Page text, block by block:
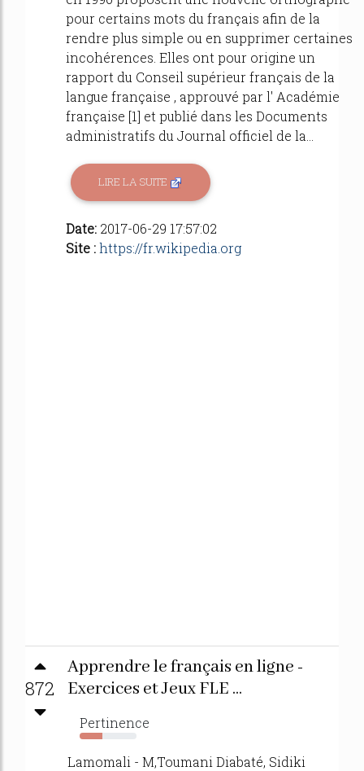
pour certains mots du français afin de la
rendre plus simple ou en supprimer certaines
incohérences. Elles ont pour origine un
rapport du Conseil supérieur français de la
langue française , approuvé par l' Académie
française [1] et publié dans les Documents
administratifs du Journal officiel de la...
LIRE LA SUITE
Date: 2017-06-29 17:57:02
Site :https://fr.wikipedia.org
872
Apprendre le français en ligne -
Exercices et Jeux FLE ...
Pertinence
40%
Lamomali - M,Toumani Diabaté, Sidiki